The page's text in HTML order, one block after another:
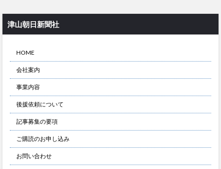
津山朝日新聞社
HOME
会社案内
事業内容
後援依頼について
記事募集の要項
ご購読のお申し込み
お問い合わせ